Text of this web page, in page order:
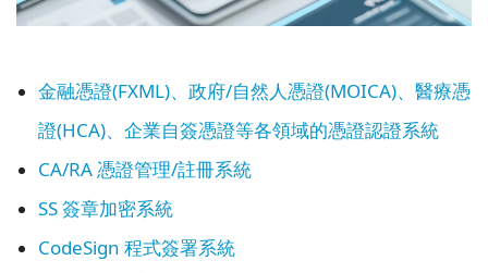
金融憑證(FXML)、政府/自然人憑證(MOICA)、醫療憑
證(HCA)、企業自簽憑證等各領域的憑證認證系統
CA/RA 憑證管理/註冊系統
SS 簽章加密系統
CodeSign 程式簽署系統